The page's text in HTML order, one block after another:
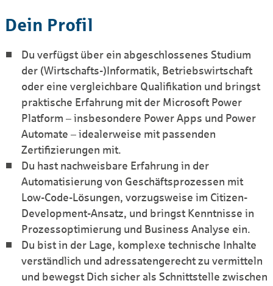
Dein Profil
Du verfügst über ein abgeschlossenes Studium
der (Wirtschafts-)Informatik, Betriebswirtschaft
oder eine vergleichbare Qualifikation und bringst
praktische Erfahrung mit der Microsoft Power
Platform – insbesondere Power Apps und Power
Automate – idealerweise mit passenden
Zertifizierungen mit.
Du hast nachweisbare Erfahrung in der
Automatisierung von Geschäftsprozessen mit
Low-Code-Lösungen, vorzugsweise im Citizen-
Development-Ansatz, und bringst Kenntnisse in
Prozessoptimierung und Business Analyse ein.
Du bist in der Lage, komplexe technische Inhalte
verständlich und adressatengerecht zu vermitteln
und bewegst Dich sicher als Schnittstelle zwischen